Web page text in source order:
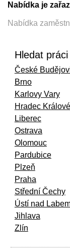
Nabídka je
Nabídka
Hledat
České
Brno
Karlovy Vary
Hradec Králové
Liberec
Ostrava
Olomouc
Pardubice
Plzeň
Praha
Střední Čechy
Ústí nad
Jihlava
Zlín